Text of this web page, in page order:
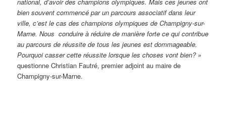
national, d’avoir des champions olympiques. Mais ces jeunes ont
bien souvent commencé par un parcours associatif dans leur
ville, c’est le cas des champions olympiques de Champigny-sur-
Marne. Nous conduire à réduire de manière forte ce qui contribue
au parcours de réussite de tous les jeunes est dommageable.
Pourquoi casser cette réussite lorsque les choses vont bien? »
questionne Christian Fautré, premier adjoint au maire de
Champigny-sur-Marne.